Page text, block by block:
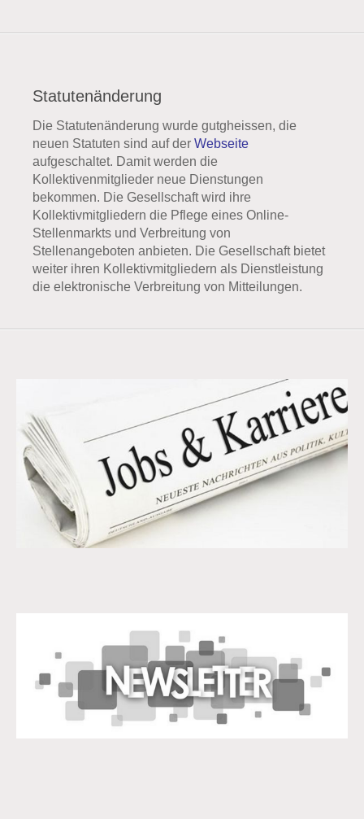
Statutenänderung
Die Statutenänderung wurde gutgheissen, die
neuen Statuten sind auf der Webseite
aufgeschaltet. Damit werden die
Kollektivenmitglieder neue Dienstungen
bekommen. Die Gesellschaft wird ihre
Kollektivmitgliedern die Pflege eines Online-
Stellenmarkts und Verbreitung von
Stellenangeboten anbieten. Die Gesellschaft bietet
weiter ihren Kollektivmitgliedern als Dienstleistung
die elektronische Verbreitung von Mitteilungen.